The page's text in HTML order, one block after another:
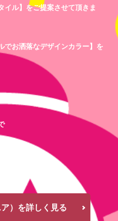
イル】をご提案させて頂きま
でお洒落なデザインカラー】を
を使用し
）を詳しく見る